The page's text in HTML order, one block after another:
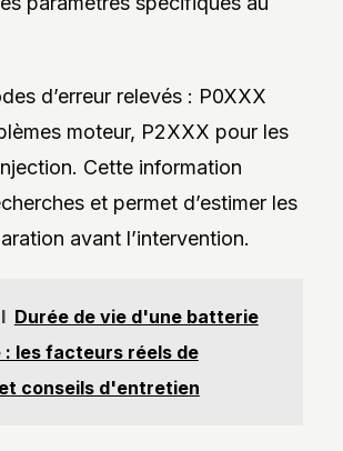
d’erreur relevés : P0XXX
moteur, P2XXX pour les
Cette information
et permet d’estimer les
avant l’intervention.
Durée de vie d'une batterie
: les facteurs réels de
conseils d'entretien